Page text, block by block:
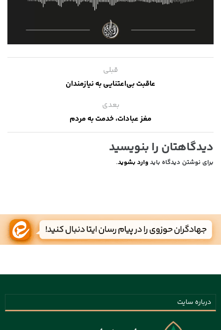
قبلی
عاقبت بی‌اعتنایی به نیازمندان
بعدی
مغز عبادات، خدمت به مردم
دیدگاهتان را بنویسید
برای نوشتن دیدگاه باید وارد بشوید.
درباره سایت